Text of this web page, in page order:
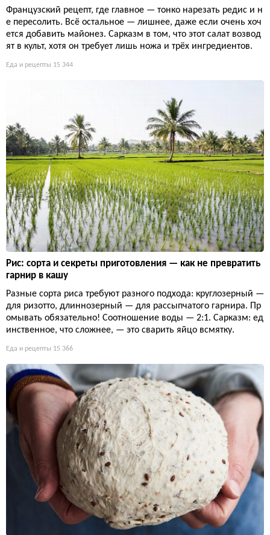
Французский рецепт, где главное — тонко нарезать редис и н
е пересолить. Всё остальное — лишнее, даже если очень хоч
ется добавить майонез. Сарказм в том, что этот салат возвод
ят в культ, хотя он требует лишь ножа и трёх ингредиентов.
Еда и рецепты 15 344
Рис: сорта и секреты приготовления — как не превратить
гарнир в кашу
Разные сорта риса требуют разного подхода: круглозерный —
для ризотто, длиннозерный — для рассыпчатого гарнира. Пр
омывать обязательно! Соотношение воды — 2:1. Сарказм: ед
инственное, что сложнее, — это сварить яйцо всмятку.
Еда и рецепты 15 366